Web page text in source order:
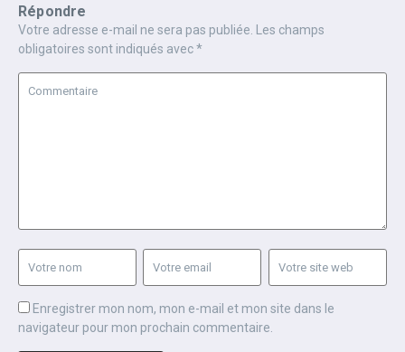
Répondre
Votre adresse e-mail ne sera pas publiée. Les champs
obligatoires sont indiqués avec*
Enregistrer mon nom, mon e-mail et mon site dans le
navigateur pour mon prochain commentaire.